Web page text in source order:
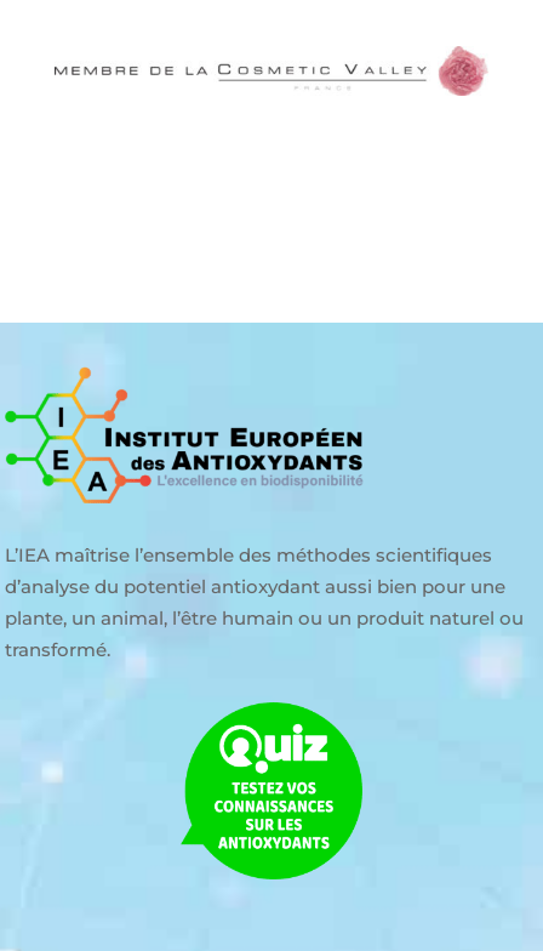
L’IEA maîtrise l’ensemble des méthodes scientifiques
d’analyse du potentiel antioxydant aussi bien pour une
plante, un animal, l’être humain ou un produit naturel ou
transformé.